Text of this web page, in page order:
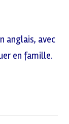
anglais, avec
en famille.